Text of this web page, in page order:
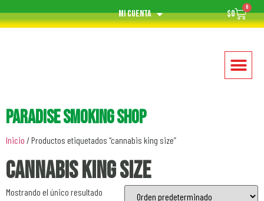
Mi cuenta $0
0
Paradise Smoking Shop
Inicio / Productos etiquetados “cannabis king size”
cannabis king size
Mostrando el único resultado